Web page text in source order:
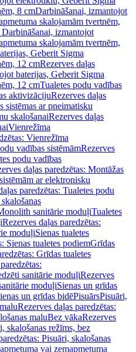
8 cmDarbināšanai, izmantojot
skalojamām tvertnēm,
Darbināšanai, izmantojot
skalojamām tvertnēm,
Geberit Sigma
12 cmRezerves daļas
baterijas, Geberit Sigma
12 cmTualetes podu vadības
aktivizācijuRezerves daļas
sistēmas ar pneimatisku
skalošanaiRezerves daļas
Vienrežīma
Vienrežīma
vadības sistēmāmRezerves
podu vadības
daļas paredzētas: Montāžas
ar elektronisku
paredzētas: Tualetes podu
sanitārie moduļiTualetes
Rezerves daļas paredzētas:
moduļiSienas tualetes
Sienas tualetes podiemGrīdas
Grīdas tualetes
sanitārie moduļiRezerves
moduļiSienas un grīdas
un grīdas bidēPisuārsPisuāri,
Rezerves daļas paredzētas:
maluBez vākaRezerves
skalošanas režīms, bez
Pisuāri, skalošanas
vai zemapmetuma